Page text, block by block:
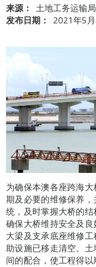
来源：
土地工务运输局
发布日期：
2021年5
为确保本澳各座跨海
期及必要的维修保养
统，及时掌握大桥的结
确保大桥维持安全及
大梁及支承底座维修
助设施已移走清空。
间的配合，使工程得以